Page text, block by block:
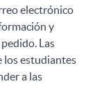
electrónico
y
Las
los estudiantes
a las